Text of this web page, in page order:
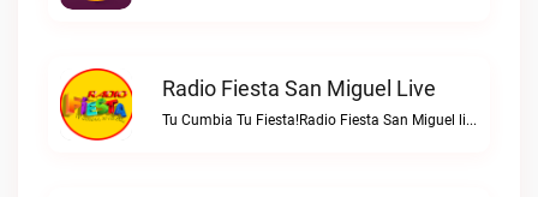
Radio Fiesta San Miguel Live
Tu Cumbia Tu Fiesta!Radio Fiesta San Miguel live